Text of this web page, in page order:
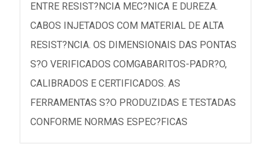
ENTRE RESIST?NCIA MEC?NICA E DUREZA.
CABOS INJETADOS COM MATERIAL DE ALTA
RESIST?NCIA. OS DIMENSIONAIS DAS PONTAS
S?O VERIFICADOS COMGABARITOS-PADR?O,
CALIBRADOS E CERTIFICADOS. AS
FERRAMENTAS S?O PRODUZIDAS E TESTADAS
CONFORME NORMAS ESPEC?FICAS